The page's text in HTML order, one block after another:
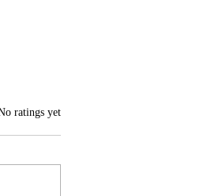
5 stars.
ratings yet